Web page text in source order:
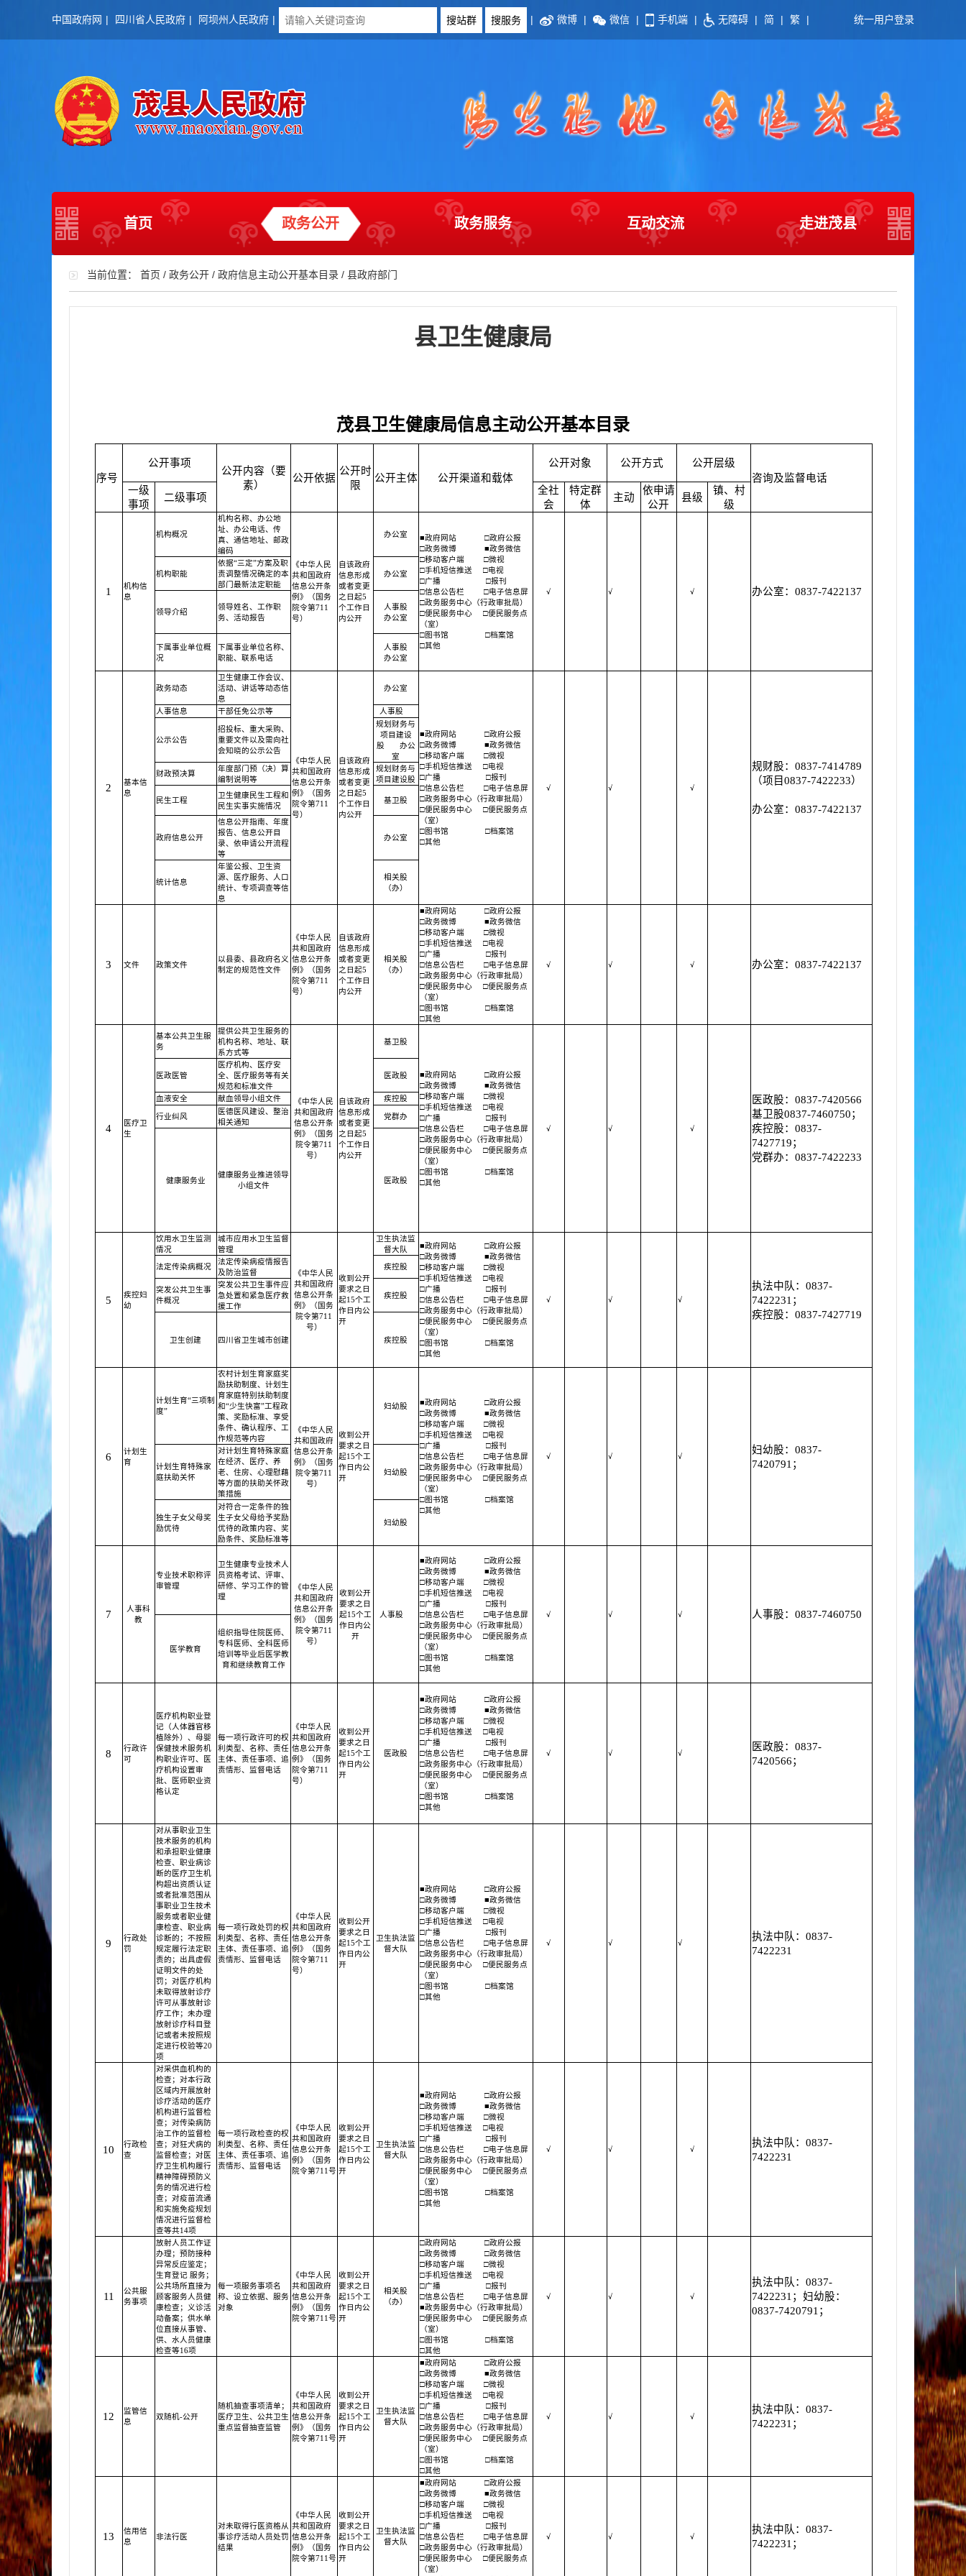
中国政府网 | 四川省人民政府 | 阿坝州人民政府 | | 微博 | 微信 | 手机端 | 无障碍 | 简 | 繁 | 统一用户登录
首页 政务公开 政务服务 互动交流 走进茂县
当前位置： 首页 / 政务公开 / 政府信息主动公开基本目录 / 县政府部门
县卫生健康局
茂县卫生健康局信息主动公开基本目录
序号
公开事项
公开内容（要
素）
公开依据
公开时
限
公开主体 公开渠道和载体
公开对象 公开方式
公开层级
咨询及监督电话
一级
事项
二级事项
全社
会
特定群
体
主动
依申请
公开
县级
镇、村
级
1
机构信
息
机构概况
机构名称、办公地
址、办公电话、传
真、通信地址、邮政
编码
《中华人民
共和国政府
信息公开条
例》（国务
院令第711
号）
自该政府
信息形成
或者变更
之日起5
个工作日
内公开
办公室 ■政府网站
□政府公报
□政务微博
■政务微信
□移动客户端
□微视
□手机短信推送
□电视
□广播
□报刊
□信息公告栏
□电子信息屏
□政务服务中心（行政审批局）
□便民服务中心
□便民服务点
（室）
□图书馆
□档案馆
□其他
√ √ √ 办公室：0837-7422137
机构职能
依据“三定”方案及职
责调整情况确定的本
部门最新法定职能
办公室
领导介绍
领导姓名、工作职
务、活动报告
人事股
办公室
下属事业单位概
况
下属事业单位名称、
职能、联系电话
人事股
办公室
2
基本信
息
政务动态
卫生健康工作会议、
活动、讲话等动态信
息
《中华人民
共和国政府
信息公开条
例》（国务
院令第711
号）
自该政府
信息形成
或者变更
之日起5
个工作日
内公开
办公室
■政府网站
□政府公报
□政务微博
■政务微信
□移动客户端
□微视
□手机短信推送
□电视
□广播
□报刊
□信息公告栏
□电子信息屏
□政务服务中心（行政审批局）
□便民服务中心
□便民服务点
（室）
□图书馆
□档案馆
□其他
√ √ √
规财股：0837-7414789
（项目0837-7422233）
办公室：0837-7422137
人事信息 干部任免公示等 人事股
公示公告
招投标、重大采购、
重要文件以及需向社
会知晓的公示公告
规划财务与
项目建设
股
办公
室
财政预决算
年度部门预（决）算
编制说明等
规划财务与
项目建设股
民生工程
卫生健康民生工程和
民生实事实施情况
基卫股
政府信息公开
信息公开指南、年度
报告、信息公开目
录、依申请公开流程
等
办公室
统计信息
年鉴公报、卫生资
源、医疗服务、人口
统计、专项调查等信
息
相关股
（办）
3 文件 政策文件
以县委、县政府名义
制定的规范性文件
《中华人民
共和国政府
信息公开条
例》（国务
院令第711
号）
自该政府
信息形成
或者变更
之日起5
个工作日
内公开
相关股
（办）
■政府网站
□政府公报
□政务微博
■政务微信
□移动客户端
□微视
□手机短信推送
□电视
□广播
□报刊
□信息公告栏
□电子信息屏
□政务服务中心（行政审批局）
□便民服务中心
□便民服务点
（室）
□图书馆
□档案馆
□其他
√ √ √ 办公室：0837-7422137
4
医疗卫
生
基本公共卫生服
务
提供公共卫生服务的
机构名称、地址、联
系方式等
《中华人民
共和国政府
信息公开条
例》（国务
院令第711
号）
自该政府
信息形成
或者变更
之日起5
个工作日
内公开
基卫股
■政府网站
□政府公报
□政务微博
■政务微信
□移动客户端
□微视
□手机短信推送
□电视
□广播
□报刊
□信息公告栏
□电子信息屏
□政务服务中心（行政审批局）
□便民服务中心
□便民服务点
（室）
□图书馆
□档案馆
□其他
√ √ √
医政股：0837-7420566
基卫股0837-7460750；
疾控股：0837-
7427719；
党群办：0837-7422233
医政医管
医疗机构、医疗安
全、医疗服务等有关
规范和标准文件
医政股
血液安全 献血领导小组文件 疾控股
行业纠风
医德医风建设、整治
相关通知
党群办
健康服务业
健康服务业推进领导
小组文件
医政股
5
疾控妇
幼
饮用水卫生监测
情况
城市应用水卫生监督
管理
《中华人民
共和国政府
信息公开条
例》（国务
院令第711
号）
收到公开
要求之日
起15个工
作日内公
开
卫生执法监
督大队
■政府网站
□政府公报
□政务微博
■政务微信
□移动客户端
□微视
□手机短信推送
□电视
□广播
□报刊
□信息公告栏
□电子信息屏
□政务服务中心（行政审批局）
□便民服务中心
□便民服务点
（室）
□图书馆
□档案馆
□其他
√ √ √
执法中队：0837-
7422231；
疾控股：0837-7427719
法定传染病概况
法定传染病疫情报告
及防治监督
疾控股
突发公共卫生事
件概况
突发公共卫生事件应
急处置和紧急医疗救
援工作
疾控股
卫生创建 四川省卫生城市创建 疾控股
6
计划生
育
计划生育“三项制
度”
农村计划生育家庭奖
励扶助制度、计划生
育家庭特别扶助制度
和“少生快富”工程政
策、奖励标准、享受
条件、确认程序、工
作规范等内容
《中华人民
共和国政府
信息公开条
例》（国务
院令第711
号）
收到公开
要求之日
起15个工
作日内公
开
妇幼股 ■政府网站
□政府公报
□政务微博
■政务微信
□移动客户端
□微视
□手机短信推送
□电视
□广播
□报刊
□信息公告栏
□电子信息屏
□政务服务中心（行政审批局）
□便民服务中心
□便民服务点
（室）
□图书馆
□档案馆
□其他
√ √ √
妇幼股：0837-
7420791；
计划生育特殊家
庭扶助关怀
对计划生育特殊家庭
在经济、医疗、养
老、住房、心理慰藉
等方面的扶助关怀政
策措施
妇幼股
独生子女父母奖
励优待
对符合一定条件的独
生子女父母给予奖励
优待的政策内容、奖
励条件、奖励标准等
妇幼股
7
人事科
教
专业技术职称评
审管理
卫生健康专业技术人
员资格考试、评审、
研修、学习工作的管
理
《中华人民
共和国政府
信息公开条
例》（国务
院令第711
号）
收到公开
要求之日
起15个工
作日内公
开
人事股
■政府网站
□政府公报
□政务微博
■政务微信
□移动客户端
□微视
□手机短信推送
□电视
□广播
□报刊
□信息公告栏
□电子信息屏
□政务服务中心（行政审批局）
□便民服务中心
□便民服务点
（室）
□图书馆
□档案馆
□其他
√ √ √ 人事股：0837-7460750
医学教育
组织指导住院医师、
专科医师、全科医师
培训等毕业后医学教
育和继续教育工作
8
行政许
可
医疗机构职业登
记（人体器官移
植除外）、母婴
保健技术服务机
构职业许可、医
疗机构设置审
批、医师职业资
格认定
每一项行政许可的权
利类型、名称、责任
主体、责任事项、追
责情形、监督电话
《中华人民
共和国政府
信息公开条
例》（国务
院令第711
号）
收到公开
要求之日
起15个工
作日内公
开
医政股
■政府网站
□政府公报
□政务微博
■政务微信
□移动客户端
□微视
□手机短信推送
□电视
□广播
□报刊
□信息公告栏
□电子信息屏
□政务服务中心（行政审批局）
□便民服务中心
□便民服务点
（室）
□图书馆
□档案馆
□其他
√ √ √
医政股：0837-
7420566；
9
行政处
罚
对从事职业卫生
技术服务的机构
和承担职业健康
检查、职业病诊
断的医疗卫生机
构超出资质认证
或者批准范围从
事职业卫生技术
服务或者职业健
康检查、职业病
诊断的；不按照
规定履行法定职
责的；出具虚假
证明文件的处
罚；对医疗机构
未取得放射诊疗
许可从事放射诊
疗工作；未办理
放射诊疗科目登
记或者未按照规
定进行校验等20
项
每一项行政处罚的权
利类型、名称、责任
主体、责任事项、追
责情形、监督电话
《中华人民
共和国政府
信息公开条
例》（国务
院令第711
号）
收到公开
要求之日
起15个工
作日内公
开
卫生执法监
督大队
■政府网站
□政府公报
□政务微博
■政务微信
□移动客户端
□微视
□手机短信推送
□电视
□广播
□报刊
□信息公告栏
□电子信息屏
□政务服务中心（行政审批局）
□便民服务中心
□便民服务点
（室）
□图书馆
□档案馆
□其他
√ √ √
执法中队：0837-
7422231
10
行政检
查
对采供血机构的
检查；对本行政
区域内开展放射
诊疗活动的医疗
机构进行监督检
查；对传染病防
治工作的监督检
查；对狂犬病的
监督检查；对医
疗卫生机构履行
精神障碍预防义
务的情况进行检
查；对疫苗流通
和实施免疫规划
情况进行监督检
查等共14项
每一项行政检查的权
利类型、名称、责任
主体、责任事项、追
责情形、监督电话
《中华人民
共和国政府
信息公开条
例》（国务
院令第711号
收到公开
要求之日
起15个工
作日内公
开
卫生执法监
督大队
■政府网站
□政府公报
□政务微博
■政务微信
□移动客户端
□微视
□手机短信推送
□电视
□广播
□报刊
□信息公告栏
□电子信息屏
□政务服务中心（行政审批局）
□便民服务中心
□便民服务点
（室）
□图书馆
□档案馆
□其他
√ √ √
执法中队：0837-
7422231
11
公共服
务事项
放射人员工作证
办理；预防接种
异常反应鉴定；
生育登记 服务；
公共场所直接为
顾客服务人员健
康检查；义诊活
动备案；供水单
位直接从事管、
供、水人员健康
检查等16项
每一项服务事项名
称、设立依据、服务
对象
《中华人民
共和国政府
信息公开条
例》（国务
院令第711号
收到公开
要求之日
起15个工
作日内公
开
相关股
（办）
□政府网站
□政府公报
□政务微博
□政务微信
□移动客户端
□微视
□手机短信推送
□电视
□广播
□报刊
□信息公告栏
□电子信息屏
■政务服务中心（行政审批局）
□便民服务中心
□便民服务点
（室）
□图书馆
□档案馆
□其他
√ √ √
执法中队：0837-
7422231；妇幼股：
0837-7420791；
12
监管信
息
双随机-公开
随机抽查事项清单；
医疗卫生、公共卫生
重点监督抽查监管
《中华人民
共和国政府
信息公开条
例》（国务
院令第711号
收到公开
要求之日
起15个工
作日内公
开
卫生执法监
督大队
■政府网站
□政府公报
□政务微博
■政务微信
□移动客户端
□微视
□手机短信推送
□电视
□广播
□报刊
□信息公告栏
□电子信息屏
□政务服务中心（行政审批局）
□便民服务中心
□便民服务点
（室）
□图书馆
□档案馆
□其他
√ √ √
执法中队：0837-
7422231；
13
信用信
息
非法行医
对未取得行医资格从
事诊疗活动人员处罚
结果
《中华人民
共和国政府
信息公开条
例》（国务
院令第711号
收到公开
要求之日
起15个工
作日内公
开
卫生执法监
督大队
■政府网站
□政府公报
□政务微博
■政务微信
□移动客户端
□微视
□手机短信推送
□电视
□广播
□报刊
□信息公告栏
□电子信息屏
□政务服务中心（行政审批局）
□便民服务中心
□便民服务点
（室）
√ √ √
执法中队：0837-
7422231；